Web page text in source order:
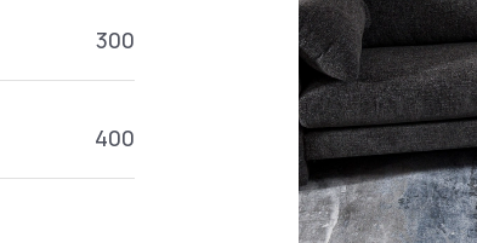
300
400